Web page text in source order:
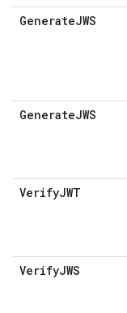
GenerateJWS
GenerateJWS
VerifyJWT
VerifyJWS